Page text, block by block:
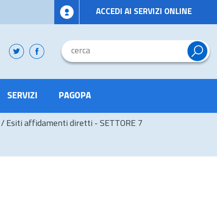
ACCEDI AI SERVIZI ONLINE
SERVIZI PAGOPA
/ Esiti affidamenti diretti - SETTORE 7